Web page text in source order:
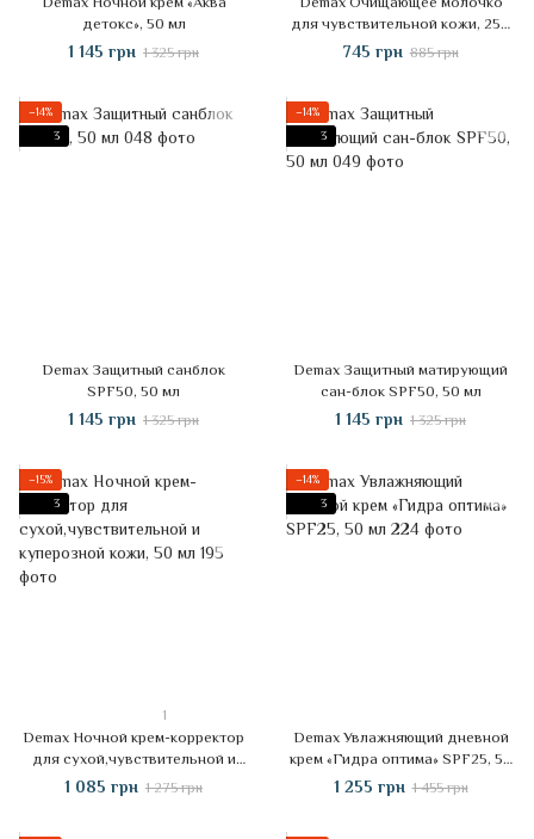
детокс», 50 мл
1 145 грн 1 325 грн
для чувствительной кожи, 250
мл
745 грн 885 грн
−14%
3
Demax Защитный санблок
SPF50, 50 мл
1 145 грн 1 325 грн
−14%
3
Demax Защитный матирующий
сан-блок SPF50, 50 мл
1 145 грн 1 325 грн
−15%
3
1
Demax Ночной крем-корректор
для сухой,чувствительной и
куперозной кожи, 50 мл
1 085 грн 1 275 грн
−14%
3
Demax Увлажняющий дневной
крем «Гидра оптима» SPF25, 50
мл
1 255 грн 1 455 грн